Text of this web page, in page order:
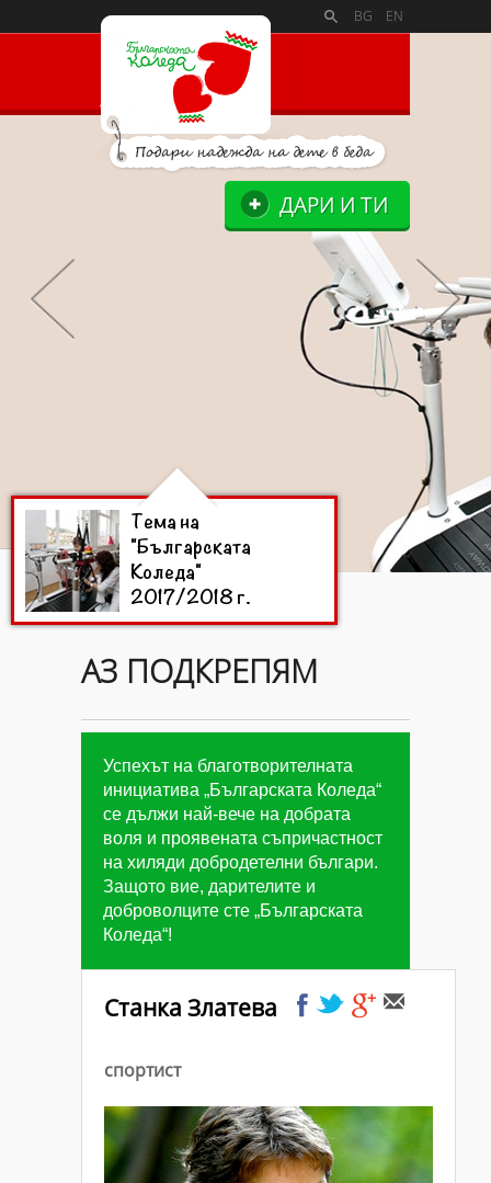
BG EN
ДАРИ И ТИ
Тема на
"Българската
Коледа"
2017/2018 г.
Цели на
Коледа"
Дарители на
"Българската
Коледа"2016/2017
г.
АЗ ПОДКРЕПЯМ
Успехът на благотворителната
инициатива „Българската Коледа“
се дължи най-вече на добрата
воля и проявената съпричастност
на хиляди добродетелни българи.
Защото вие, дарителите и
доброволците сте „Българската
Коледа“!
Станка Златева
спортист